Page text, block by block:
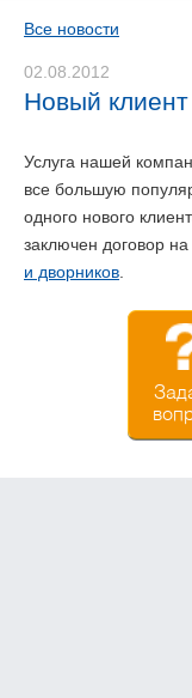
Все новости
02.08.2012
Новый
Услуга нашей
все большую
одного нового
заключен договор на
и дворников